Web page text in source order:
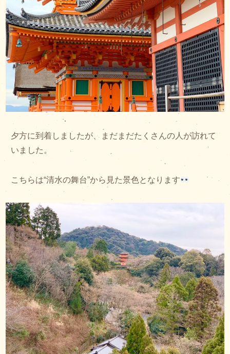
夕方に到着しましたが、まだまだたくさんの人が訪れて
いました。
こちらは“清水の舞台”から見た景色となります